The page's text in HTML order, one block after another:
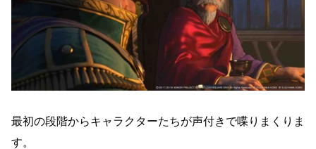
最初の段階からキャラクターたちが声付きで喋りまくりま
す。